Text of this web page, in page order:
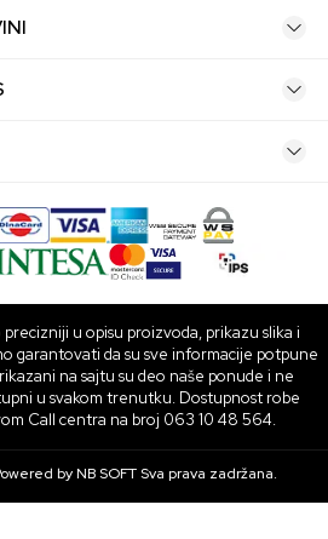
u opisu proizvoda, prikazu slika i
garantovati da su sve informacije potpune
na sajtu su deo naše ponude i ne
u svakom trenutku. Dostupnost robe
Call centra na broj 063 10 48 564.
byNB SOFTSva prava zadržana.